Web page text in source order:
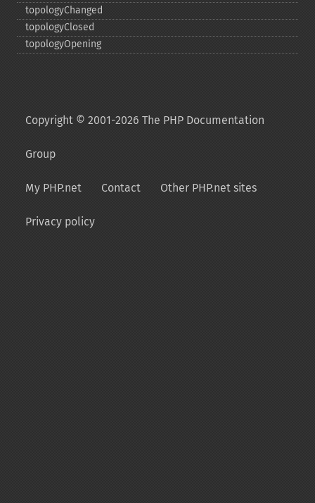
topologyChanged
topologyClosed
topologyOpening
Copyright © 2001-2026 The PHP Documentation
Group
My PHP.net Contact Other PHP.net sites
Privacy policy